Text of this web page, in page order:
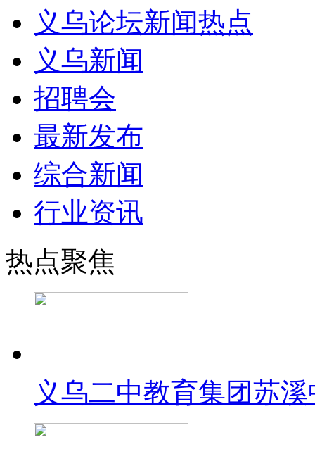
义乌论坛新闻热点
义乌新闻
招聘会
最新发布
综合新闻
行业资讯
热点聚焦
义乌二中教育集团苏